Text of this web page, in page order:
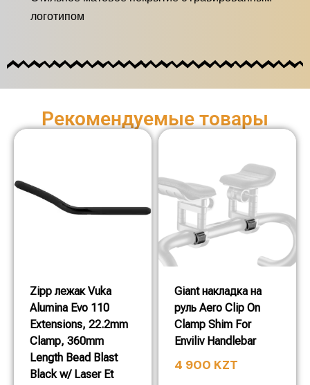
логотипом
Рекомендуемые товары
Zipp лежак Vuka
Alumina Evo 110
Extensions, 22.2mm
Clamp, 360mm
Length Bead Blast
Black w/ Laser Et
Giant накладка на
руль Aero Clip On
Clamp Shim For
Enviliv Handlebar
4 900 KZT